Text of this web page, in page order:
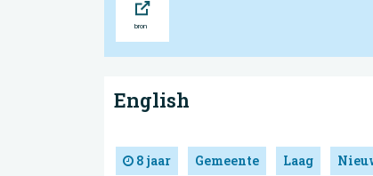
English
8 jaar Gemeente Laag